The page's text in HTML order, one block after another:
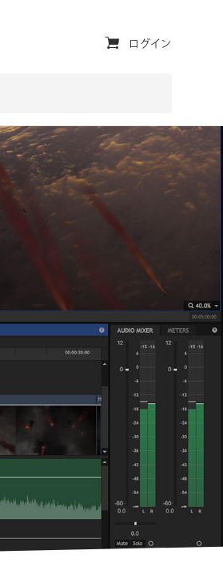
ユ
ィ
リ
テ
ィ・
ゲ
ー
シ
ョ
ログイン